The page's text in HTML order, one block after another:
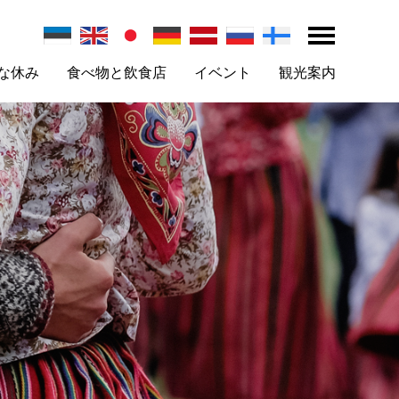
休み 食べ物と飲食店 イベント 観光案内